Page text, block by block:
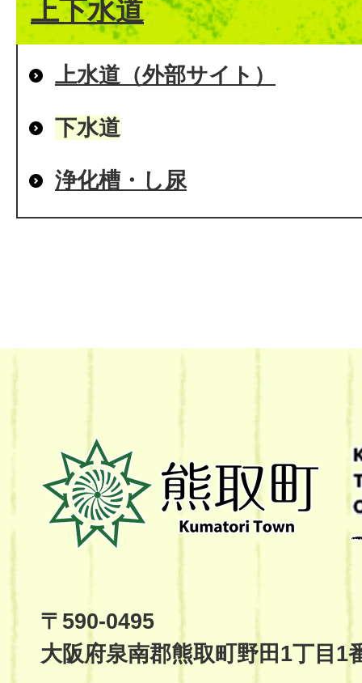
上下水道
上水道（外部サイト）
下水道
浄化槽・し尿
熊
取
町
Kumatori
Site
〒590-0495
大阪府泉南郡熊取町野田1丁目1